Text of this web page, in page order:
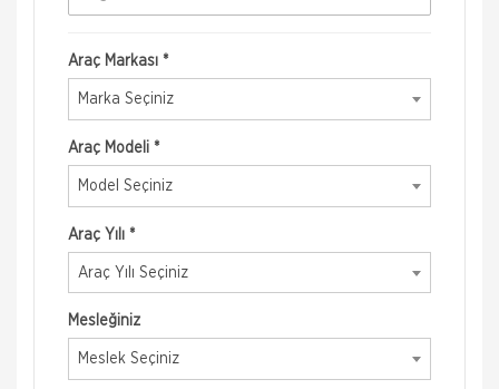
Araç Markası *
Marka Seçiniz
Araç Modeli *
Model Seçiniz
Araç Yılı *
Araç Yılı Seçiniz
Mesleğiniz
Meslek Seçiniz